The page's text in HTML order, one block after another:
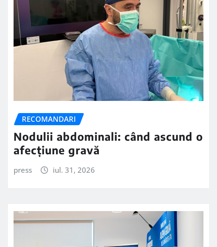
RECOMANDARI
Nodulii abdominali: când ascund o
afecțiune gravă
press iul. 31, 2026